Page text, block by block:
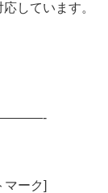
しています。
マーク]